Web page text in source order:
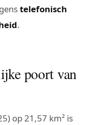
telefonisch
.
poort van
op 21,57 km² is